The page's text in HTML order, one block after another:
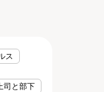
ス
司と部下